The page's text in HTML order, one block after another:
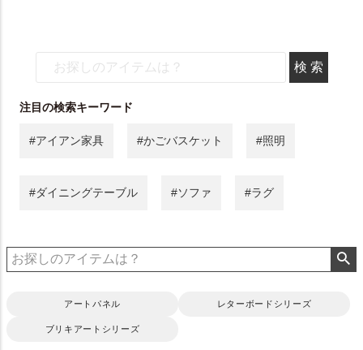
注目の検索キーワード
#アイアン家具 #かごバスケット #照明
#ダイニングテーブル #ソファ #ラグ
アートパネル レターボードシリーズ
ブリキアートシリーズ